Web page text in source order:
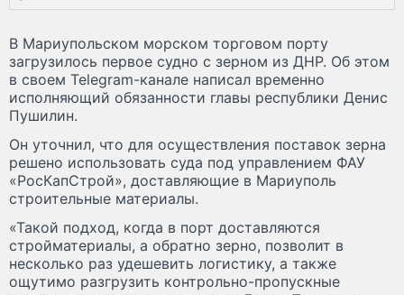
В Мариупольском морском торговом порту
загрузилось первое судно с зерном из ДНР. Об этом
в своем Telegram-канале написал временно
исполняющий обязанности главы республики Денис
Пушилин.
Он уточнил, что для осуществления поставок зерна
решено использовать суда под управлением ФАУ
«РосКапСтрой», доставляющие в Мариуполь
строительные материалы.
«Такой подход, когда в порт доставляются
стройматериалы, а обратно зерно, позволит в
несколько раз удешевить логистику, а также
ощутимо разгрузить контрольно-пропускные